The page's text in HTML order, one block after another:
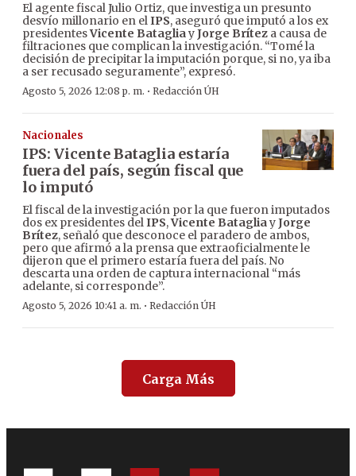
El agente fiscal Julio Ortiz, que investiga un presunto
desvío millonario en elIPS, aseguró que imputó a los ex
presidentesVicente BatagliayJorge Brítez a causa de
filtraciones que complican la investigación. “Tomé la
decisión de precipitar la imputación porque, si no, ya iba
a ser recusado seguramente”, expresó.
Agosto 5, 2026 12:08 p. m. · Redacción ÚH
Nacionales
IPS: Vicente Bataglia estaría
fuera del país, según fiscal que
lo imputó
El fiscal de la investigación por la que fueron imputados
dos ex presidentes delIPS,Vicente BatagliayJorge
Brítez, señaló que desconoce el paradero de ambos,
pero que afirmó a la prensa que extraoficialmente le
dijeron que el primero estaría fuera del país. No
descarta una orden de captura internacional “más
adelante, si corresponde”.
Agosto 5, 2026 10:41 a. m. · Redacción ÚH
Carga Más